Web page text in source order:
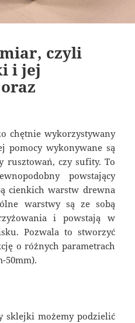
czyli
i jej
chętnie wykorzystywany
pomocy wykonywane są
rusztowań, czy sufity. To
powstający
cienkich warstw drewna
warstwy są ze sobą
i powstają w
Pozwala to stworzyć
o różnych parametrach
50mm).
sklejki możemy podzielić